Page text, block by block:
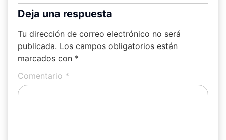
Deja una respuesta
Tu dirección de correo electrónico no será
publicada. Los campos obligatorios están
marcados con *
Comentario *